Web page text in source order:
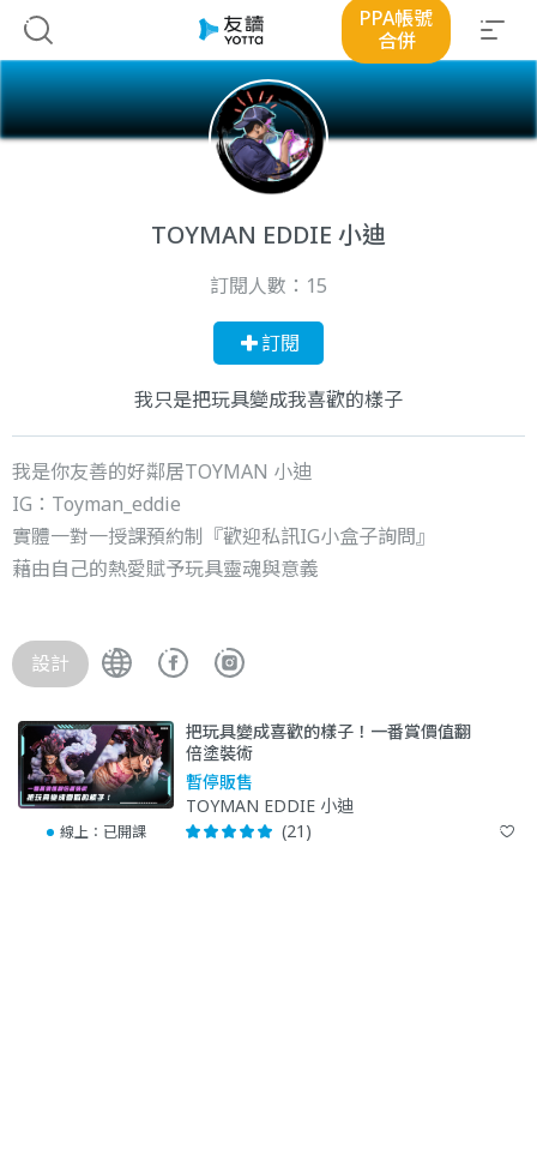
PPA帳號
合併
TOYMAN EDDIE 小迪
訂閱人數： 15
訂閱
我只是把玩具變成我喜歡的樣子
我是你友善的好鄰居TOYMAN 小迪
IG：Toyman_eddie
實體一對一授課預約制『歡迎私訊IG小盒子詢問』
藉由自己的熱愛賦予玩具靈魂與意義
設計
線上： 已開課
把玩具變成喜歡的樣子！一番賞價值翻
倍塗裝術
暫停販售
TOYMAN EDDIE 小迪
(21)